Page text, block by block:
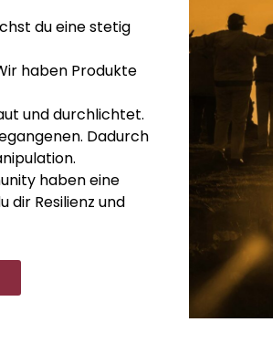
du eine stetig
haben Produkte
und durchlichtet.
Dadurch
haben eine
dir Resilienz und